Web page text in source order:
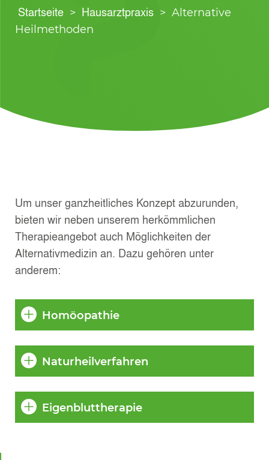
Startseite > Hausarztpraxis > Alternative
Heilmethoden
Um unser ganzheitliches Konzept abzurunden,
bieten wir neben unserem herkömmlichen
Therapieangebot auch Möglichkeiten der
Alternativmedizin an. Dazu gehören unter
anderem:
Homöopathie
Naturheilverfahren
Eigenbluttherapie